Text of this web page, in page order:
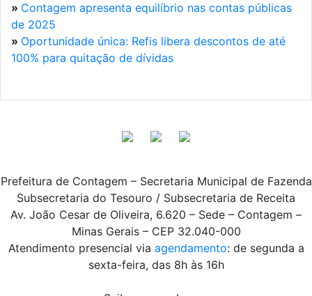
» Contagem apresenta equilíbrio nas contas públicas
de 2025
» Oportunidade única: Refis libera descontos de até
100% para quitação de dívidas
Prefeitura de Contagem – Secretaria Municipal de Fazenda
Subsecretaria do Tesouro / Subsecretaria de Receita
Av. João Cesar de Oliveira, 6.620 – Sede – Contagem –
Minas Gerais – CEP 32.040-000
Atendimento presencial via agendamento: de segunda a
sexta-feira, das 8h às 16h